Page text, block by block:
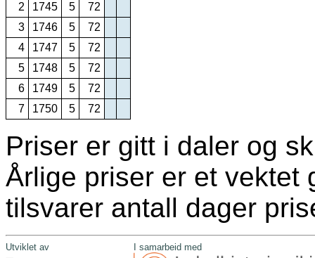
2
1745 5
72
3
1746 5
72
4
1747 5
72
5
1748 5
72
6
1749 5
72
7
1750 5 72
Priser er gitt i daler og
Årlige priser er et vektet
tilsvarer antall dager
Utviklet av I samarbeid med